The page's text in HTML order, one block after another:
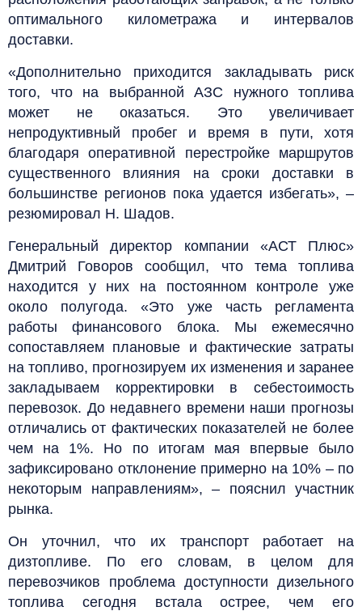
оптимального километража и интервалов
доставки.
«Дополнительно приходится закладывать риск
того, что на выбранной АЗС нужного топлива
может не оказаться. Это увеличивает
непродуктивный пробег и время в пути, хотя
благодаря оперативной перестройке маршрутов
существенного влияния на сроки доставки в
большинстве регионов пока удается избегать», –
резюмировал Н. Шадов.
Генеральный директор компании «АСТ Плюс»
Дмитрий Говоров сообщил, что тема топлива
находится у них на постоянном контроле уже
около полугода. «Это уже часть регламента
работы финансового блока. Мы ежемесячно
сопоставляем плановые и фактические затраты
на топливо, прогнозируем их изменения и заранее
закладываем корректировки в себестоимость
перевозок. До недавнего времени наши прогнозы
отличались от фактических показателей не более
чем на 1%. Но по итогам мая впервые было
зафиксировано отклонение примерно на 10% – по
некоторым направлениям», – пояснил участник
рынка.
Он уточнил, что их транспорт работает на
дизтопливе. По его словам, в целом для
перевозчиков проблема доступности дизельного
топлива сегодня встала острее, чем его